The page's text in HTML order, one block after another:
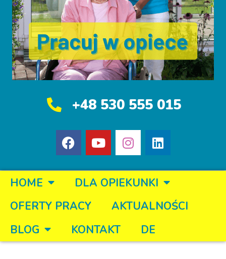
+48 530 555 015
HOME
DLA OPIEKUNKI
OFERTY PRACY
AKTUALNOŚCI
BLOG
KONTAKT DE